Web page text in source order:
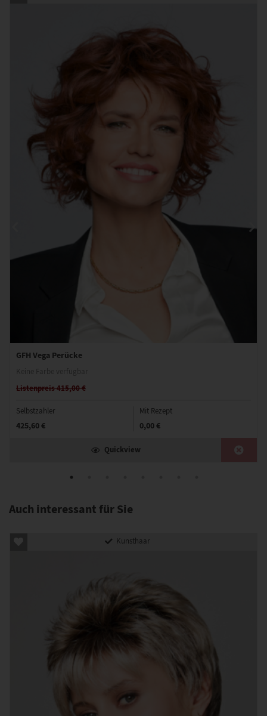
GFH Vega Perücke
Listenpreis 415,00 €
Selbstzahler
425,60 €
Mit Rezept
0,00 €
Quickview
Auch interessant für Sie
Kunsthaar